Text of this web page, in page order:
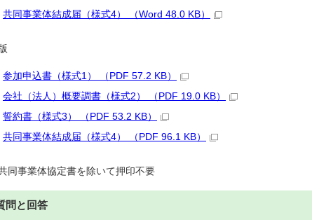
共同事業体結成届（様式4） （Word 48.0 KB）
参加申込書（様式1） （PDF 57.2 KB）
会社（法人）概要調書（様式2） （PDF 19.0 KB）
誓約書（様式3） （PDF 53.2 KB）
共同事業体結成届（様式4） （PDF 96.1 KB）
同事業体協定書を除いて押印不要
と回答